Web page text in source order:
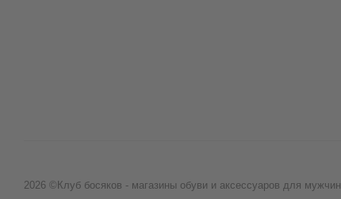
2026 ©Клуб босяков - магазины обуви и аксессуаров для мужчин